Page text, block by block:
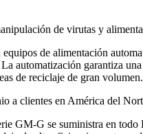
de virutas y
de alimentación
automatización garantiza
de reciclaje de gran volumen.
a clientes en América del
GM‑G se suministra en